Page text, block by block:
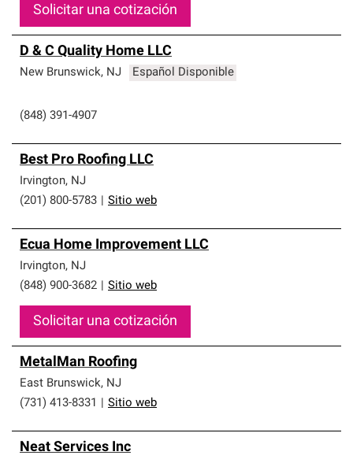
Solicitar una cotización
D & C Quality Home LLC
New Brunswick, NJ Español Disponible
(848) 391-4907
Best Pro Roofing LLC
Irvington, NJ
(201) 800-5783
Sitio web
Ecua Home Improvement LLC
Irvington, NJ
(848) 900-3682
Sitio web
Solicitar una cotización
MetalMan Roofing
East Brunswick, NJ
(731) 413-8331
Sitio web
Neat Services Inc